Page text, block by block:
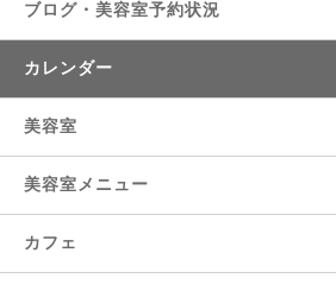
ブログ・美容室予約状況
カレンダー
美容室
美容室メニュー
カフェ